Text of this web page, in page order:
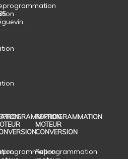
REPROGRAMMATION
MOTEUR
CONVERSION
Reprogrammation